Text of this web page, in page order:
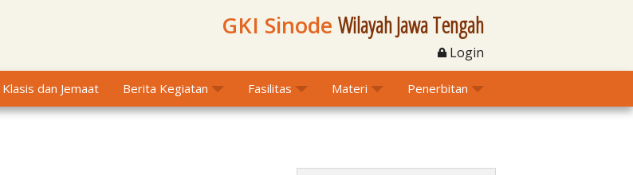
GKI Sinode Wilayah Jawa Tengah
Login
Klasis dan Jemaat Berita Kegiatan Fasilitas Materi Penerbitan